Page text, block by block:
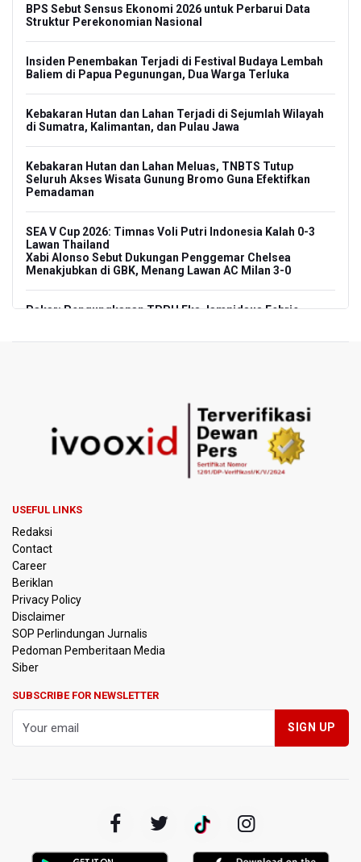
BPS Sebut Sensus Ekonomi 2026 untuk Perbarui Data
Struktur Perekonomian Nasional
Insiden Penembakan Terjadi di Festival Budaya Lembah
Baliem di Papua Pegunungan, Dua Warga Terluka
Kebakaran Hutan dan Lahan Terjadi di Sejumlah Wilayah
di Sumatra, Kalimantan, dan Pulau Jawa
Kebakaran Hutan dan Lahan Meluas, TNBTS Tutup
Seluruh Akses Wisata Gunung Bromo Guna Efektifkan
Pemadaman
SEA V Cup 2026: Timnas Voli Putri Indonesia Kalah 0-3
Lawan Thailand
Xabi Alonso Sebut Dukungan Penggemar Chelsea
Menakjubkan di GBK, Menang Lawan AC Milan 3-0
Pakar: Pengungkapan TPPU Eks Jampidsus Febrie
BPIP: Satu Siswa Sekolah Rakyat Jadi Calon Paskibraka
Nasional
Kemarau Panjang, BNPB Minta Kalbar Tinjau Perda Bakar
Sekolah Rakyat Tahun 2027
Pemprov DKI Jakarta Pastikan Data Pajak dan Aset
Daerah Aman dari Kebakaran Bapenda
Pertumbuhan Ekonomi 5,3 Persen Belum Cukup
Dongkrak Optimisme Pasar, Ekonom Sebut Investor
Masih Selektif
Anggota DPR Desak Polisi Usut Tuntas Temuan Ratusan
Senjata di Sekolah Swasta Jakarta Selatan
Amnesty International Kecam Penangkapan Dua
Febrie Adriansyah Dicecar Puluhan Pertanyaan Saat
USEFUL LINKS
Redaksi
Contact
Career
Beriklan
Privacy Policy
Disclaimer
SOP Perlindungan Jurnalis
Pedoman Pemberitaan Media
Siber
SUBSCRIBE FOR NEWSLETTER